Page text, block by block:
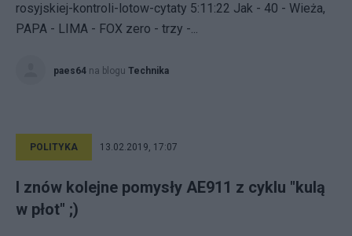
rosyjskiej-kontroli-lotow-cytaty 5:11:22 Jak - 40 - Wieża,
PAPA - LIMA - FOX zero - trzy -...
paes64 na blogu Technika
POLITYKA 13.02.2019, 17:07
I znów kolejne pomysły AE911 z cyklu "kulą
w płot" ;)